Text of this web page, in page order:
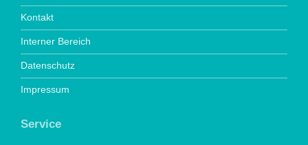
Kontakt
Interner Bereich
Datenschutz
Impressum
Service